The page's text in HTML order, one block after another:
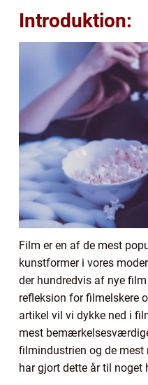
Introduktion:
Film er en af de mest
kunstformer i vores
der hundredvis af nye
refleksion for filmelskere
artikel vil vi dykke ned i
mest
filmindustrien og de
har gjort dette år til